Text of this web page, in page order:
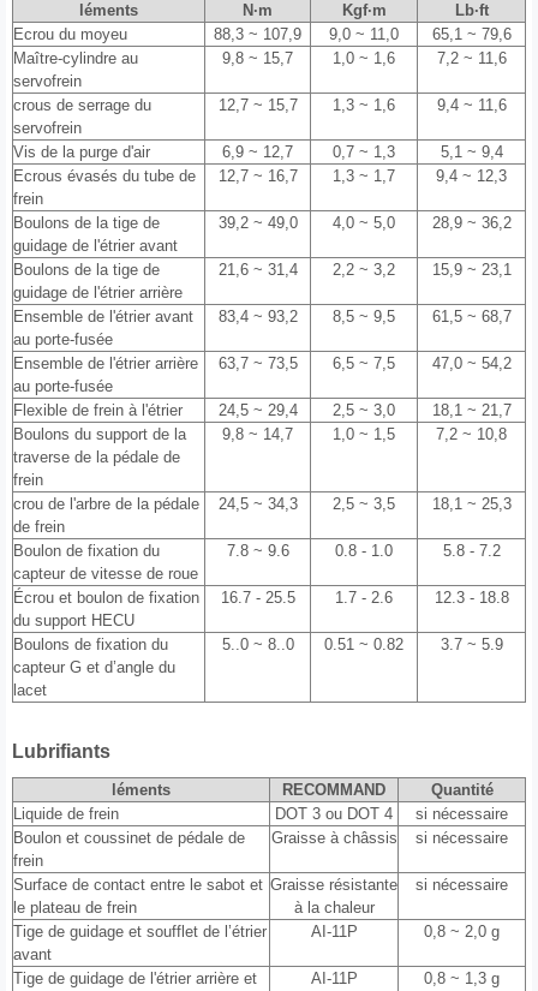
léments N·m Kgf·m
Lb·ft
Ecrou du moyeu
88,3 ~ 107,9 9,0 ~ 11,0
65,1 ~ 79,6
Maître-cylindre au
servofrein
9,8 ~ 15,7 1,0 ~ 1,6 7,2 ~ 11,6
crous de serrage du
servofrein
12,7 ~ 15,7 1,3 ~ 1,6 9,4 ~ 11,6
Vis de la purge d'air 6,9 ~ 12,7 0,7 ~ 1,3
5,1 ~ 9,4
Ecrous évasés du tube de
frein
12,7 ~ 16,7 1,3 ~ 1,7 9,4 ~ 12,3
Boulons de la tige de
guidage de l'étrier avant
39,2 ~ 49,0 4,0 ~ 5,0 28,9 ~ 36,2
Boulons de la tige de
guidage de l'étrier arrière
21,6 ~ 31,4 2,2 ~ 3,2 15,9 ~ 23,1
Ensemble de l'étrier avant
au porte-fusée
83,4 ~ 93,2 8,5 ~ 9,5 61,5 ~ 68,7
Ensemble de l'étrier arrière
au porte-fusée
63,7 ~ 73,5 6,5 ~ 7,5 47,0 ~ 54,2
Flexible de frein à l'étrier 24,5 ~ 29,4 2,5 ~ 3,0
18,1 ~ 21,7
Boulons du support de la
traverse de la pédale de
frein
9,8 ~ 14,7 1,0 ~ 1,5 7,2 ~ 10,8
crou de l'arbre de la pédale
de frein
24,5 ~ 34,3 2,5 ~ 3,5 18,1 ~ 25,3
Boulon de fixation du
capteur de vitesse de roue
7.8 ~ 9.6 0.8 - 1.0 5.8 - 7.2
Écrou et boulon de fixation
du support HECU
16.7 - 25.5 1.7 - 2.6 12.3 - 18.8
Boulons de fixation du
capteur G et d’angle du
lacet
5..0 ~ 8..0 0.51 ~ 0.82 3.7 ~ 5.9
Lubrifiants
léments RECOMMAND
Quantité
Liquide de frein
DOT 3 ou DOT 4
si nécessaire
Boulon et coussinet de pédale de
frein
Graisse à châssis si nécessaire
Surface de contact entre le sabot et
le plateau de frein
Graisse résistante
à la chaleur
si nécessaire
Tige de guidage et soufflet de l’étrier
avant
AI-11P 0,8 ~ 2,0 g
Tige de guidage de l'étrier arrière et
AI-11P 0,8 ~ 1,3 g